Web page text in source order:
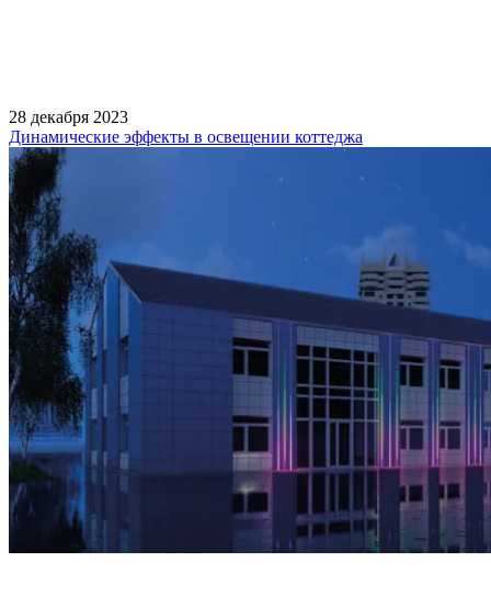
28 декабря 2023
Динамические эффекты в освещении коттеджа